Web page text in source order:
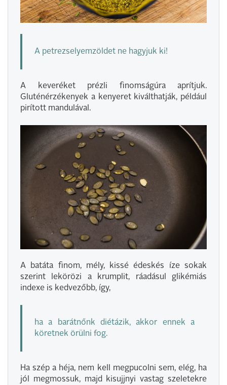
A petrezselyemzöldet ne hagyjuk ki!
A keveréket prézli finomságúra aprítjuk.
Gluténérzékenyek a kenyeret kiválthatják, például
pirított mandulával.
A batáta finom, mély, kissé édeskés íze sokak
szerint lekörözi a krumplit, ráadásul glikémiás
indexe is kedvezőbb, így,
ha a barátnőnk diétázik, akkor ennek a
köretnek örülni fog.
Ha szép a héja, nem kell megpucolni sem, elég, ha
jól megmossuk, majd kisujjnyi vastag szeletekre